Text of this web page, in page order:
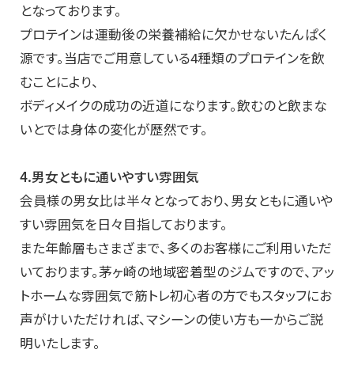
となっております。
プロテインは運動後の栄養補給に欠かせないたんぱく
源です。当店でご用意している4種類のプロテインを飲
むことにより、
ボディメイクの成功の近道になります。飲むのと飲まな
いとでは身体の変化が歴然です。
4.男女ともに通いやすい雰囲気
会員様の男女比は半々となっており、男女ともに通いや
すい雰囲気を日々目指しております。
また年齢層もさまざまで、多くのお客様にご利用いただ
いております。茅ヶ崎の地域密着型のジムですので、アッ
トホームな雰囲気で筋トレ初心者の方でもスタッフにお
声がけいただければ、マシーンの使い方も一からご説
明いたします。